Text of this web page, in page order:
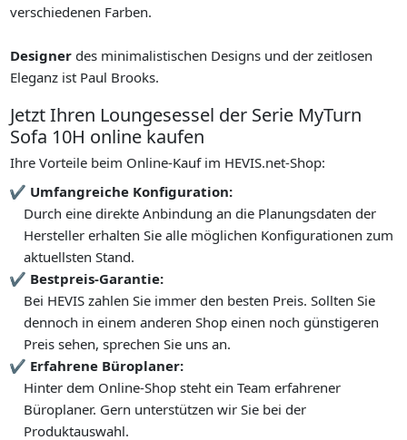
verschiedenen Farben.
Designer des minimalistischen Designs und der zeitlosen
Eleganz ist Paul Brooks.
Jetzt Ihren Loungesessel der Serie MyTurn
Sofa 10H online kaufen
Ihre Vorteile beim Online-Kauf im HEVIS.net-Shop:
Umfangreiche Konfiguration:
Durch eine direkte Anbindung an die Planungsdaten der
Hersteller erhalten Sie alle möglichen Konfigurationen zum
aktuellsten Stand.
Bestpreis-Garantie:
Bei HEVIS zahlen Sie immer den besten Preis. Sollten Sie
dennoch in einem anderen Shop einen noch günstigeren
Preis sehen, sprechen Sie uns an.
Erfahrene Büroplaner:
Hinter dem Online-Shop steht ein Team erfahrener
Büroplaner. Gern unterstützen wir Sie bei der
Produktauswahl.